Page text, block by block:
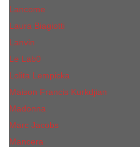
Lancome
Laura Biagiotti
Lanvin
Lе Lab0
Lolita Lempicka
Maison Francis Kurkdjian
Madonna
Marc Jacobs
Mancera